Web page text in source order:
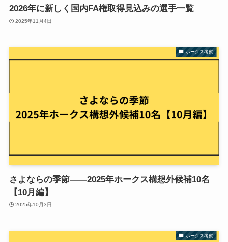
2026年に新しく国内FA権取得見込みの選手一覧
2025年11月4日
ホークス考察
さよならの季節——2025年ホークス構想外候補10名
【10月編】
2025年10月3日
ホークス考察